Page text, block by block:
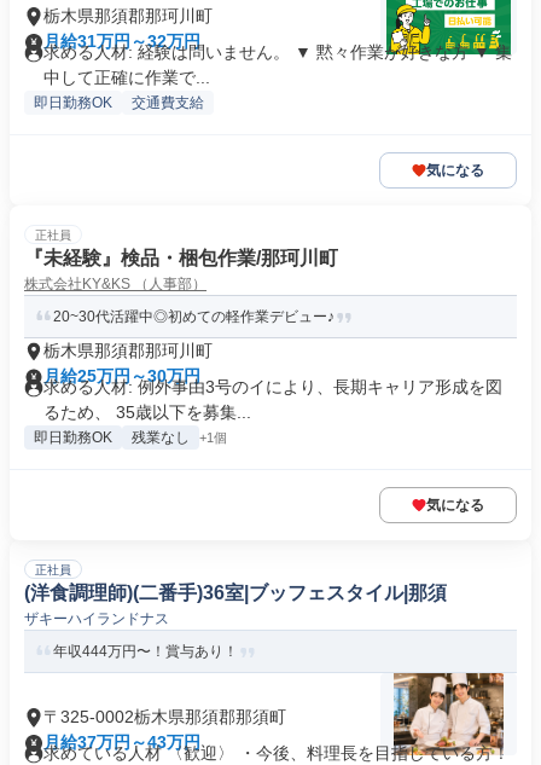
栃木県那須郡那珂川町
月給31万円～32万円
求める人材: 経験は問いません。 ▼ 黙々作業が好きな方 ▼ 集
中して正確に作業で...
即日勤務OK 交通費支給
気になる
正社員
『未経験』検品・梱包作業/那珂川町
株式会社KY&KS （人事部）
20~30代活躍中◎初めての軽作業デビュー♪
栃木県那須郡那珂川町
月給25万円～30万円
求める人材: 例外事由3号のイにより、長期キャリア形成を図
るため、 35歳以下を募集...
即日勤務OK 残業なし +1個
気になる
正社員
(洋食調理師)(二番手)36室|ブッフェスタイル|那須
ザキーハイランドナス
年収444万円〜！賞与あり！
〒325-0002栃木県那須郡那須町
月給37万円～43万円
求めている人材 〈歓迎〉 ・今後、料理長を目指している方！